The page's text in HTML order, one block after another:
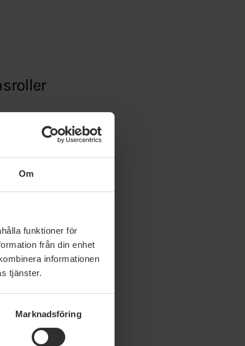
Om
funktioner för
från din enhet
informationen
tjänster.
Marknadsföring